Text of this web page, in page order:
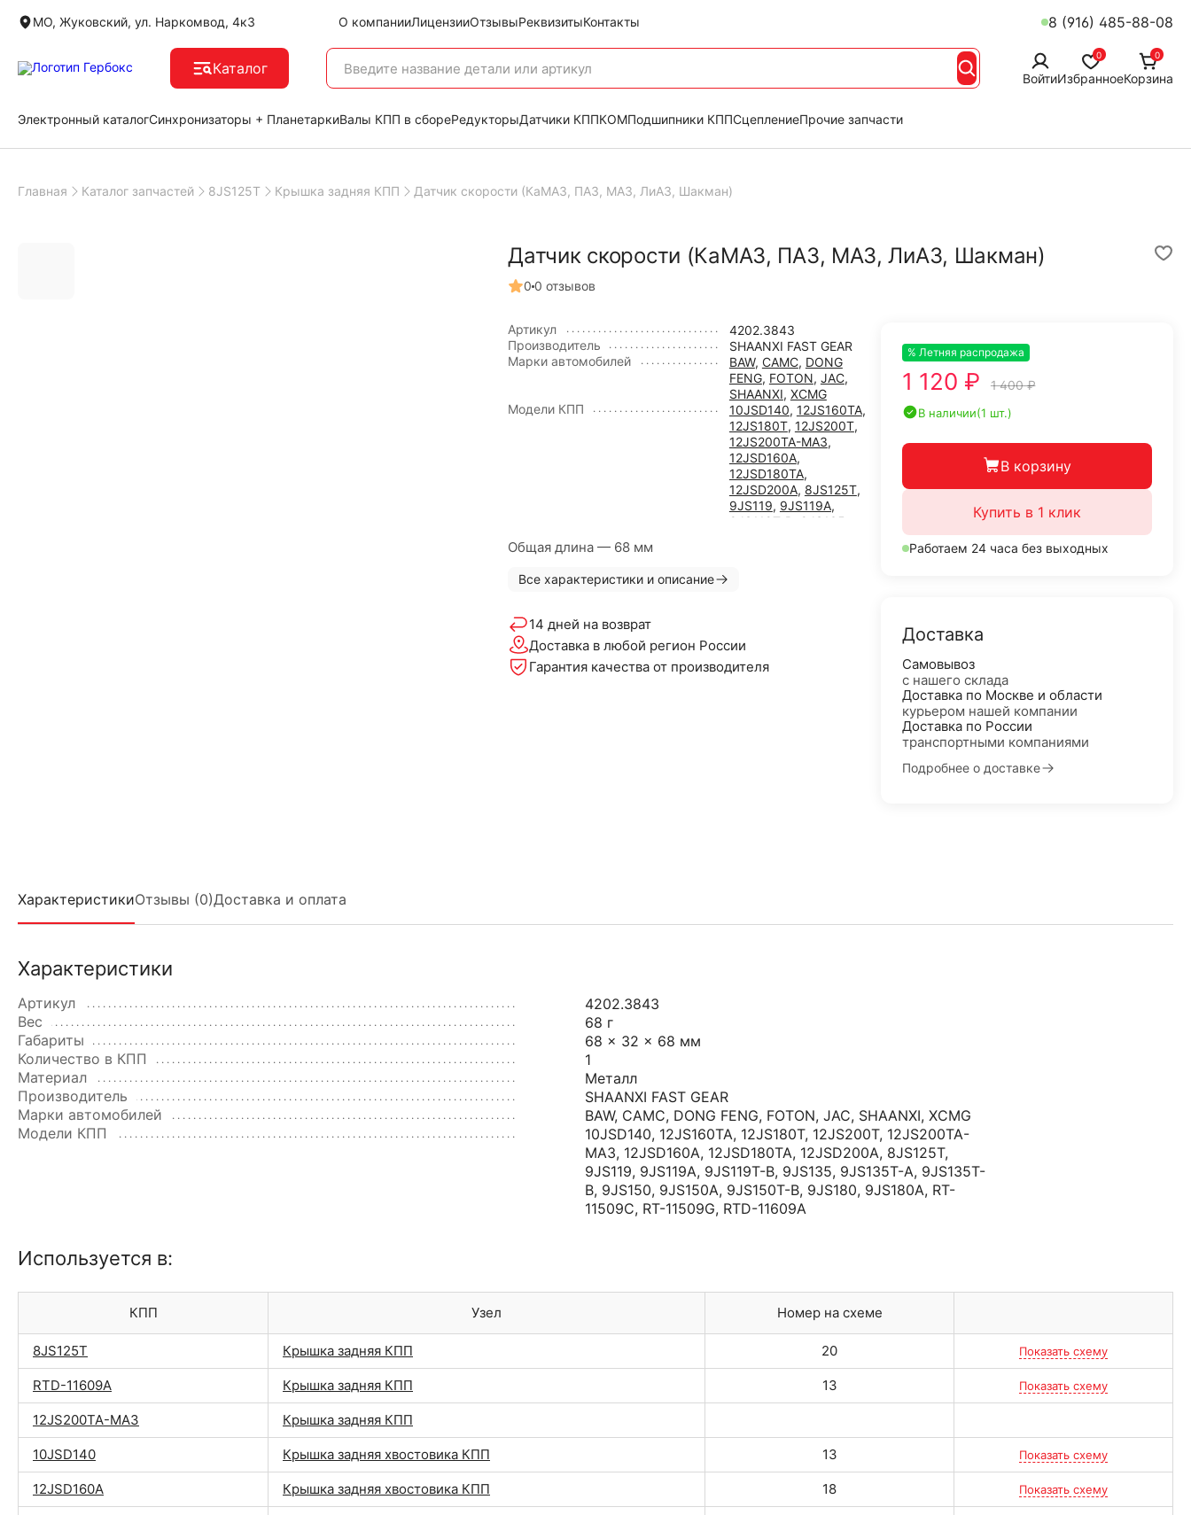
МО, Жуковский, ул. Наркомвод, 4к3 О компанииЛицензииОтзывыРеквизитыКонтакты 8 (916) 485-88-08
Каталог
Войти
0
Избранное
0
Корзина
Электронный каталогСинхронизаторы + ПланетаркиВалы КПП в сбореРедукторыДатчики КППКОМПодшипники КППСцеплениеПрочие запчасти
Главная Каталог запчастей 8JS125T Крышка задняя КПП Датчик скорости (КаМАЗ, ПАЗ, МАЗ, ЛиАЗ, Шакман)
Датчик скорости (КаМАЗ, ПАЗ, МАЗ, ЛиАЗ, Шакман)
0 0 отзывов
Артикул
4202.3843
Производитель
SHAANXI FAST GEAR
Марки автомобилей
BAW, CAMC, DONG
FENG, FOTON, JAC,
SHAANXI, XCMG
Модели КПП
10JSD140, 12JS160TA,
12JS180T, 12JS200T,
12JS200TA-МАЗ,
12JSD160A,
12JSD180TA,
12JSD200A, 8JS125T,
9JS119, 9JS119A,
9JS119T-B
9JS135
Общая длина — 68 мм
Все характеристики и описание
14 дней на возврат
Доставка в любой регион России
Гарантия качества от производителя
% Летняя распродажа
1 120 ₽ 1 400 ₽
В наличии(1 шт.)
В корзину
Купить в 1 клик
Работаем 24 часа без выходных
Доставка
Самовывоз
с нашего склада
Доставка по Москве и области
курьером нашей компании
Доставка по России
транспортными компаниями
Подробнее о доставке
ХарактеристикиОтзывы (0)Доставка и оплата
Характеристики
Артикул
4202.3843
Вес
68 г
Габариты
68 × 32 × 68 мм
Количество в КПП
1
Материал
Металл
Производитель
SHAANXI FAST GEAR
Марки автомобилей
BAW, CAMC, DONG FENG, FOTON, JAC, SHAANXI, XCMG
Модели КПП
10JSD140, 12JS160TA, 12JS180T, 12JS200T, 12JS200TA-
МАЗ, 12JSD160A, 12JSD180TA, 12JSD200A, 8JS125T,
9JS119, 9JS119A, 9JS119T-B, 9JS135, 9JS135T-A, 9JS135T-
B, 9JS150, 9JS150A, 9JS150T-B, 9JS180, 9JS180A, RT-
11509C, RT-11509G, RTD-11609A
Используется в:
КПП Узел Номер на схеме
8JS125T Крышка задняя КПП 20 Показать схему
RTD-11609A Крышка задняя КПП 13 Показать схему
12JS200TA-МАЗ Крышка задняя КПП
10JSD140 Крышка задняя хвостовика КПП 13 Показать схему
12JSD160A Крышка задняя хвостовика КПП 18 Показать схему